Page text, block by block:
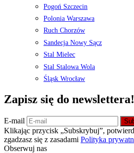
Pogoń Szczecin
Polonia Warszawa
Ruch Chorzów
Sandecja Nowy Sącz
Stal Mielec
Stal Stalowa Wola
Śląsk Wrocław
Zapisz się do newslettera!
E-mail
Klikając przycisk „Subskrybuj”,
zgadzasz się z zasadami Polityka
Obserwuj nas